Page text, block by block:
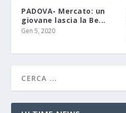
PADOVA- Mercato: un
giovane lascia la Be...
Gen 5, 2020